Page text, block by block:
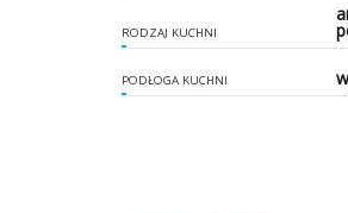
RODZAJ KUCHNI
PODŁOGA KUCHNI